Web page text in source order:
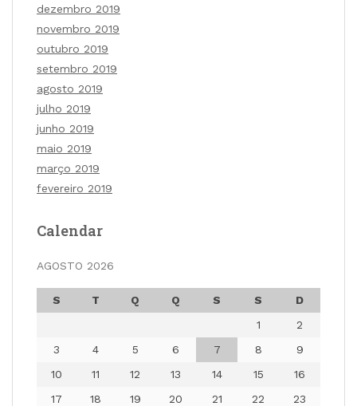
dezembro 2019
novembro 2019
outubro 2019
setembro 2019
agosto 2019
julho 2019
junho 2019
maio 2019
março 2019
fevereiro 2019
Calendar
AGOSTO 2026
S T Q Q S S
D
1
2
3
4 5 6 7 8
9
10
11 12 13 14 15
16
17
18 19 20 21 22
23